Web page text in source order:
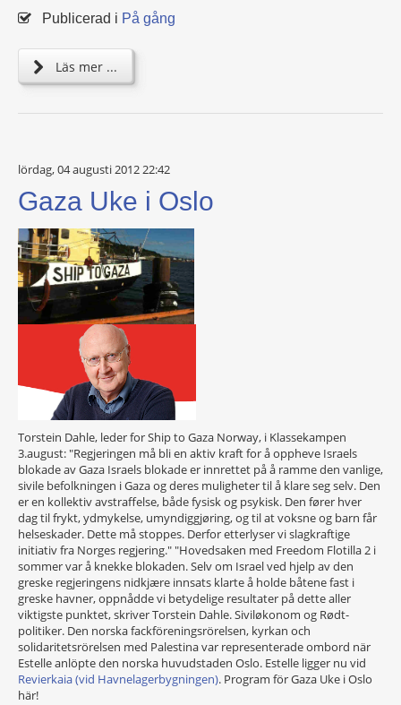
Publicerad i På gång
Läs mer ...
lördag, 04 augusti 2012 22:42
Gaza Uke i Oslo
Torstein Dahle, leder for Ship to Gaza Norway, i Klassekampen
3.august: "Regjeringen må bli en aktiv kraft for å oppheve Israels
blokade av Gaza Israels blokade er innrettet på å ramme den vanlige,
sivile befolkningen i Gaza og deres muligheter til å klare seg selv. Den
er en kollektiv avstraffelse, både fysisk og psykisk. Den fører hver
dag til frykt, ydmykelse, umyndiggjøring, og til at voksne og barn får
helseskader. Dette må stoppes. Derfor etterlyser vi slagkraftige
initiativ fra Norges regjering." "Hovedsaken med Freedom Flotilla 2 i
sommer var å knekke blokaden. Selv om Israel ved hjelp av den
greske regjeringens nidkjære innsats klarte å holde båtene fast i
greske havner, oppnådde vi betydelige resultater på dette aller
viktigste punktet, skriver Torstein Dahle. Siviløkonom og Rødt-
politiker. Den norska fackföreningsrörelsen, kyrkan och
solidaritetsrörelsen med Palestina var representerade ombord när
Estelle anlöpte den norska huvudstaden Oslo. Estelle ligger nu vid
Revierkaia (vid Havnelagerbygningen). Program för Gaza Uke i Oslo
här!